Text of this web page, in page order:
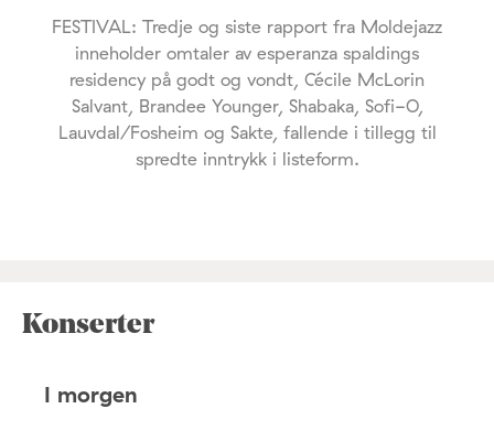
FESTIVAL: Tredje og siste rapport fra Moldejazz
inneholder omtaler av esperanza spaldings
residency på godt og vondt, Cécile McLorin
Salvant, Brandee Younger, Shabaka, Sofi-O,
Lauvdal/Fosheim og Sakte, fallende i tillegg til
spredte inntrykk i listeform.
Konserter
I morgen